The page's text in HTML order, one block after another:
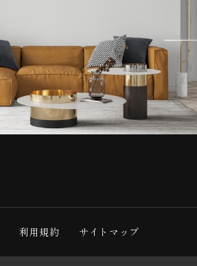
利用規約 サイトマップ